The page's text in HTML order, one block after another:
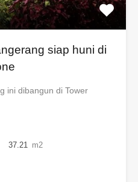
siap huni di
ini dibangun di Tower
37.21 m2